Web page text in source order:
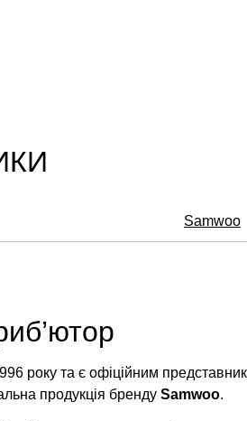
Samwoo
року та є офіційним
продукція бренду Samwoo.